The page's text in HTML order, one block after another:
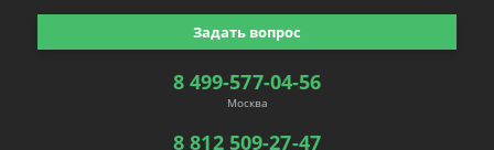
8 499-577-04-56
Москва
8 812 509-27-47
Задать вопрос